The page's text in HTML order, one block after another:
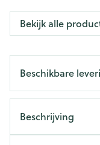
Bekijk alle
Beschikbare
Beschrijving